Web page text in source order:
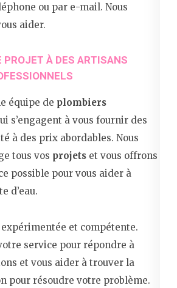
ou par e-mail. Nous
aider.
PROJET À DES ARTISANS
équipe de plombiers
s’engagent à vous fournir des
à des prix abordables. Nous
tous vos projets et vous offrons
possible pour vous aider à
d’eau.
et compétente.
service pour répondre à
et vous aider à trouver la
pour résoudre votre problème.